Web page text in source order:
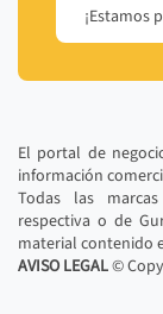
¡Estamos
El portal de
información
Todas las
respectiva o de
material contenido
AVISO LEGAL©